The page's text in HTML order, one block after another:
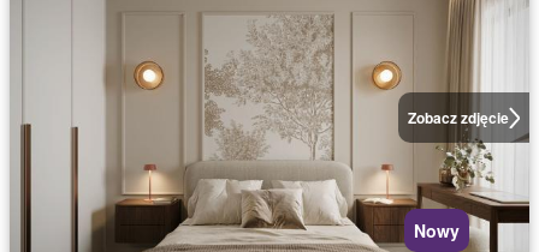
Zobacz zdjęcie
Nowy